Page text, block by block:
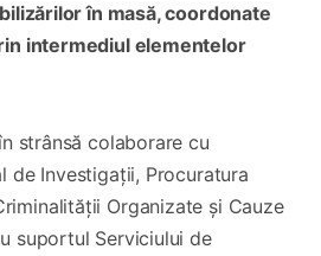
în masă, coordonate
intermediul elementelor
strânsă colaborare cu
de Investigații, Procuratura
Organizate și Cauze
suportul Serviciului de